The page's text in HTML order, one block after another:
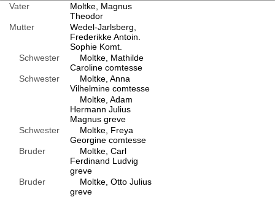
Vater
Moltke, Magnus
Theodor
Mutter
Wedel-Jarlsberg,
Frederikke Antoin.
Sophie Komt.
Schwester
Moltke, Mathilde
Caroline comtesse
Schwester
Moltke, Anna
Vilhelmine comtesse
Moltke, Adam
Hermann Julius
Magnus greve
Schwester
Moltke, Freya
Georgine comtesse
Bruder
Moltke, Carl
Ferdinand Ludvig
greve
Bruder
Moltke, Otto Julius
greve